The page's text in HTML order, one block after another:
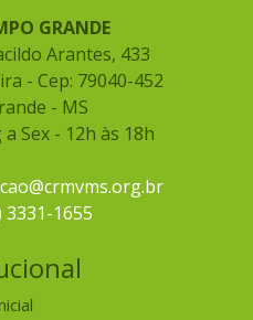
GRANDE
Arantes, 433
- Cep: 79040-452
- MS
Sex - 12h às 18h
3331-1655